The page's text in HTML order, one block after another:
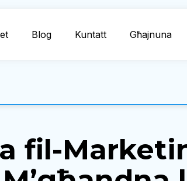
Blog Kuntatt Għajnuna
fil-